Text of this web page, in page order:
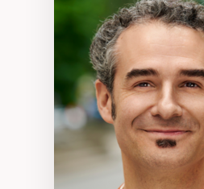
Économie circulaire
Modèles d’affaires
Histoire des faits
Gestion durable des
Écologie industrielle
Aménagement durable
Développement régional
Coopératives
Télétravail en milieu
Transition socio-